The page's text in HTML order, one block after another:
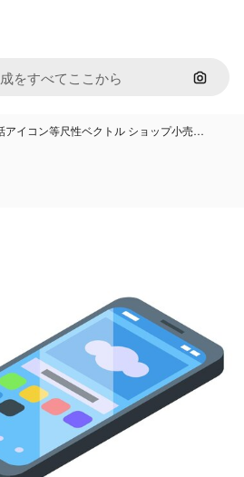
画像で
アイコン等尺性ベクトル ショップ小売…